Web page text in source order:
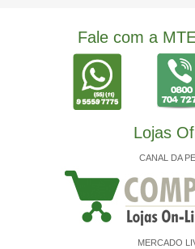
Fale com a
Lojas
CANAL DA
MERCADO